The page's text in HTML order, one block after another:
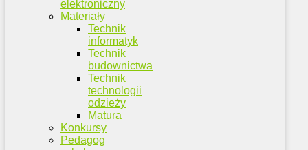
elektroniczny
Materiały
Technik
informatyk
Technik
budownictwa
Technik
technologii
odzieży
Matura
Konkursy
Pedagog